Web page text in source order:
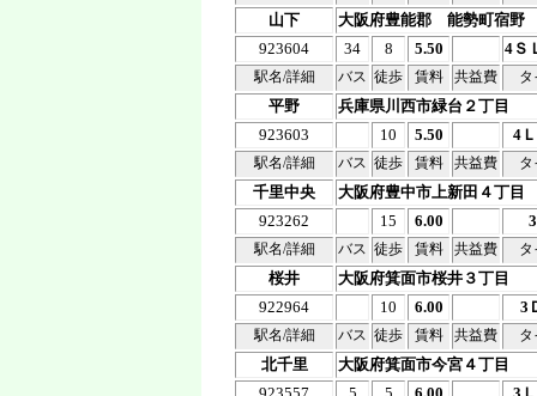
山下
大阪府豊能郡 能勢町宿野
923604
34 8 5.50 4Ｓ
駅名/詳細 バス 徒歩 賃料 共益費 タ
平野
兵庫県川西市緑台２丁目
923603
10 5.50 4
駅名/詳細 バス 徒歩 賃料 共益費 タ
千里中央
大阪府豊中市上新田４丁目
923262
15 6.00
駅名/詳細 バス 徒歩 賃料 共益費 タ
桜井
大阪府箕面市桜井３丁目
922964
10 6.00 3
駅名/詳細 バス 徒歩 賃料 共益費 タ
北千里
大阪府箕面市今宮４丁目